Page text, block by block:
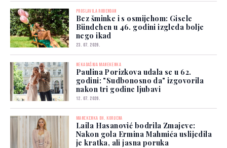
PROSLAVILA ROĐENDAN
Bez šminke i s osmijehom: Gisele
Bündchen u 46. godini izgleda bolje
nego ikad
23. 07. 2026.
NEKADAŠNJA MANEKENKA
Paulina Porizkova udala se u 62.
godini: "Sudbonosno da" izgovorila
nakon tri godine ljubavi
12. 07. 2026.
MANEKENKA BH. KORIJENA
Laila Hasanović bodrila Zmajeve:
Nakon gola Ermina Mahmića uslijedila
je kratka, ali jasna poruka